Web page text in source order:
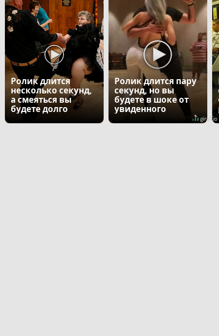
Ролик длится
несколько секунд,
а смеяться вы
будете долго
Ролик длится пару
секунд, но вы
будете в шоке от
увиденного